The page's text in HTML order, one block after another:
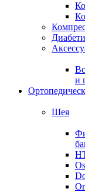
и
Шея